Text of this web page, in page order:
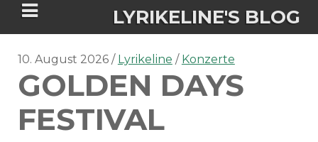
LYRIKELINE'S BLOG
Tania Morgan's Blog über alles, was
sie im Leben bewegt.
10. August 2026 Lyrikeline Konzerte
GOLDEN DAYS
FESTIVAL